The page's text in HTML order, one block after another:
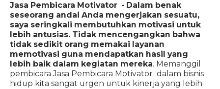
Jasa Pembicara Motivator - Dalam benak
seseorang andai Anda mengerjakan sesuatu,
saya seringkali membutuhkan motivasi untuk
lebih antusias. Tidak mencengangkan bahwa
tidak sedikit orang memakai layanan
memotivasi guna mendapatkan hasil yang
lebih baik dalam kegiatan mereka. Memanggil
pembicara Jasa Pembicara Motivator dalam bisnis
hidup kita sangat urgen untuk kinerja yang lebih